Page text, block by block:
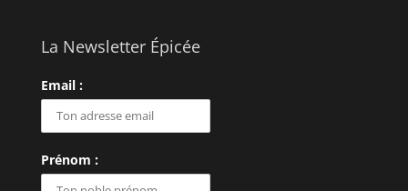
La Newsletter Épicée
Email :
Prénom :